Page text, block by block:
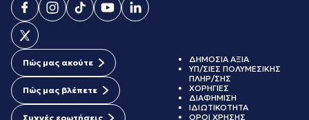
Πώς μας ακούτε
Πώς μας βλέπετε
Συχνές ερωτήσεις
ΔΗΜΟΣΙΑ ΑΞΙΑ
ΥΠ/ΣΙΕΣ ΠΟΛΥΜΕΣΙΚΗΣ
ΠΛΗΡ/ΣΗΣ
ΧΟΡΗΓΙΕΣ
ΔΙΑΦΗΜΙΣΗ
ΙΔΙΩΤΙΚΟΤΗΤΑ
ΟΡΟΙ ΧΡΗΣΗΣ